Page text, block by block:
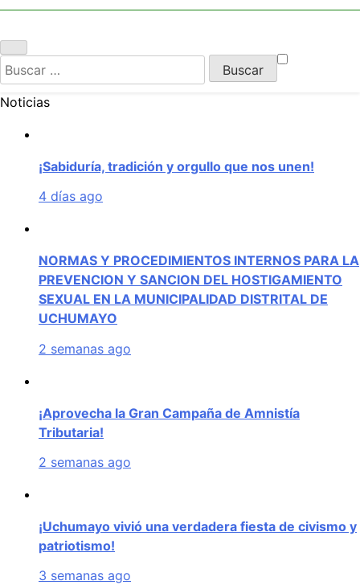
Buscar:
Noticias
¡Sabiduría, tradición y orgullo que nos unen!
4 días ago
NORMAS Y PROCEDIMIENTOS INTERNOS PARA LA
PREVENCION Y SANCION DEL HOSTIGAMIENTO
SEXUAL EN LA MUNICIPALIDAD DISTRITAL DE
UCHUMAYO
2 semanas ago
¡Aprovecha la Gran Campaña de Amnistía
Tributaria!
2 semanas ago
¡Uchumayo vivió una verdadera fiesta de civismo y
patriotismo!
3 semanas ago